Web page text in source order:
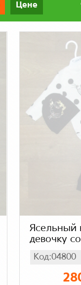
Цене
Ясельный
девочку
Турция,
Код:04800